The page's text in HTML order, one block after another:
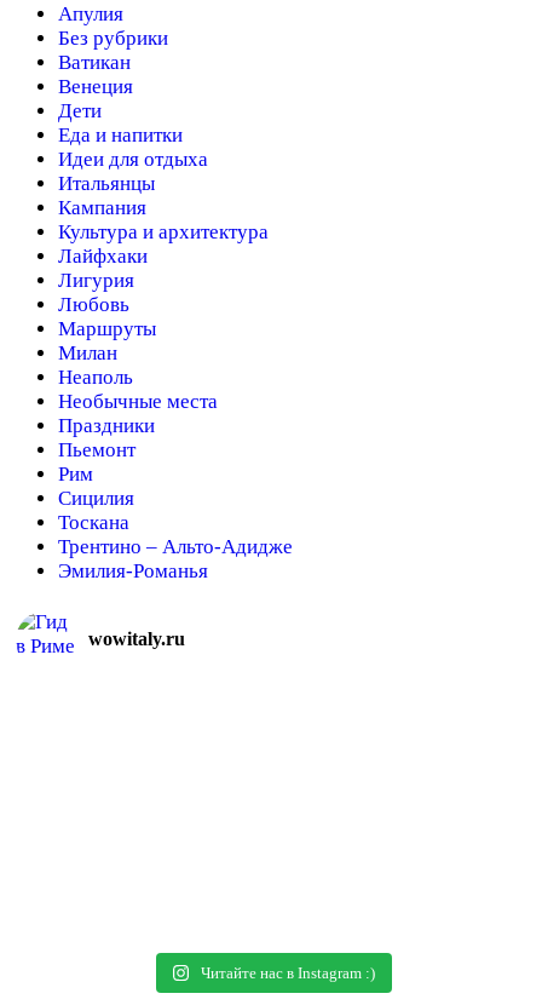
Апулия
Без рубрики
Ватикан
Венеция
Дети
Еда и напитки
Идеи для отдыха
Итальянцы
Кампания
Культура и архитектура
Лайфхаки
Лигурия
Любовь
Маршруты
Милан
Неаполь
Необычные места
Праздники
Пьемонт
Рим
Сицилия
Тоскана
Трентино – Альто-Адидже
Эмилия-Романья
wowitaly.ru
Читайте нас в Instagram :)